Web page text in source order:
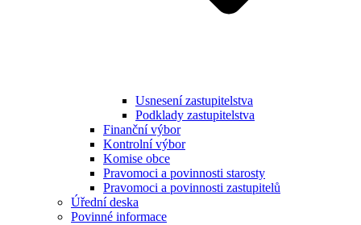
Usnesení zastupitelstva
Podklady zastupitelstva
Finanční výbor
Kontrolní výbor
Komise obce
Pravomoci a povinnosti starosty
Pravomoci a povinnosti zastupitelů
Úřední deska
Povinné informace